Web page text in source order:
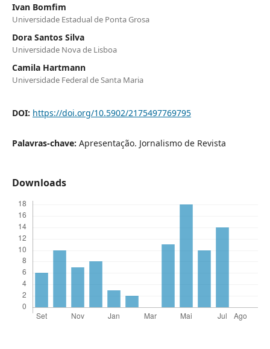
Ivan Bomfim
Universidade Estadual de Ponta Grosa
Dora Santos Silva
Universidade Nova de Lisboa
Camila Hartmann
Universidade Federal de Santa Maria
DOI: https://doi.org/10.5902/2175497769795
Palavras-chave: Apresentação. Jornalismo de Revista
Downloads